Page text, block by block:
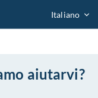
Italiano
aiutarvi?